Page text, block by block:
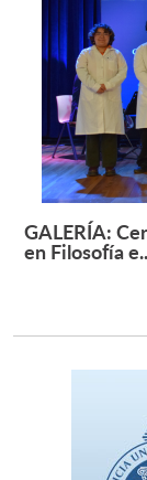
English
GALERÍA:
en Filosofía